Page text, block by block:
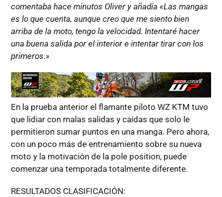
comentaba hace minutos Oliver y añadía «Las mangas
es lo que cuenta, aunque creo que me siento bien
arriba de la moto, tengo la velocidad. Intentaré hacer
una buena salida por el interior e intentar tirar con los
primeros.»
En la prueba anterior el flamante piloto WZ KTM tuvo
que lidiar con malas salidas y caídas que solo le
permitieron sumar puntos en una manga. Pero ahora,
con un poco más de entrenamiento sobre su nueva
moto y la motivación de la pole position, puede
comenzar una temporada totalmente diferente.
RESULTADOS CLASIFICACIÓN: